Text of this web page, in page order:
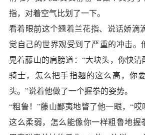
指，对着空气比划了一下。
看着眼前这个翘着兰花指、说话娇滴
觉自己的世界观受到了严重的冲击。
晃着藤山的肩膀道：“大块头，你快
骑士，怎么把手指翘的这么高，你
头。”说着他做了一个握拳的姿势。
“粗鲁！”藤山鄙夷地瞥了他一眼，“
这么柔弱，怎么能像你一样粗鲁地握